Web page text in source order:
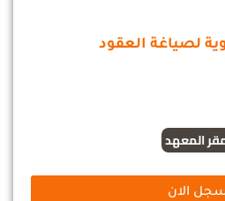
لصياغة العقود
المعهد
الان